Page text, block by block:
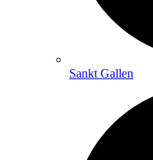
Sankt Gallen